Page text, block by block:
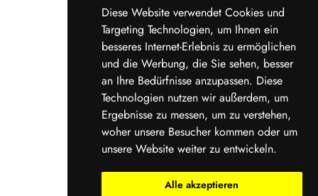
Diese Website verwendet Cookies und
Targeting Technologien, um Ihnen ein
besseres Internet-Erlebnis zu ermöglichen
und die Werbung, die Sie sehen, besser
an Ihre Bedürfnisse anzupassen. Diese
Technologien nutzen wir außerdem, um
Ergebnisse zu messen, um zu verstehen,
woher unsere Besucher kommen oder um
unsere Website weiter zu entwickeln.
Alle akzeptieren